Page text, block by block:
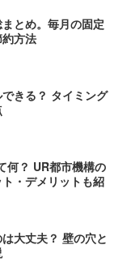
とめ。毎月の固定
方法
きる？ タイミング
何？ UR都市機構の
・デメリットも紹
大丈夫？ 壁の穴と